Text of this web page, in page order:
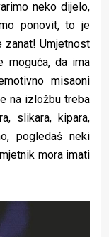
neko dijelo,
ponovit, to je
zanat! Umjetnost
moguća, da ima
misaoni
na izložbu treba
slikara, kipara,
pogledaš neki
mora imati